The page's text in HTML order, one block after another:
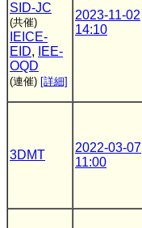
SID-JC
(共催)
IEICE-
EID,
IEE-
OQD
(連催) [詳細]
2023-11-02
14:10
3DMT
2022-03-07
11:00